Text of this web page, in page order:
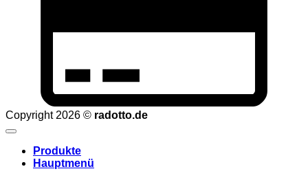
Copyright 2026 © radotto.de
Produkte
Hauptmenü